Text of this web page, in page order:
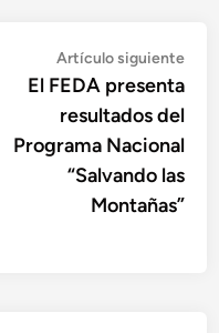
Artículo siguiente
El FEDA presenta
resultados del
Programa Nacional
“Salvando las
Montañas”